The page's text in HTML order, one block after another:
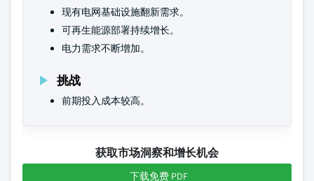
现有电网基础设施翻新需求。
可再生能源部署持续增长。
电力需求不断增加。
挑战
前期投入成本较高。
获取市场洞察和增长机会
下载免费 PDF